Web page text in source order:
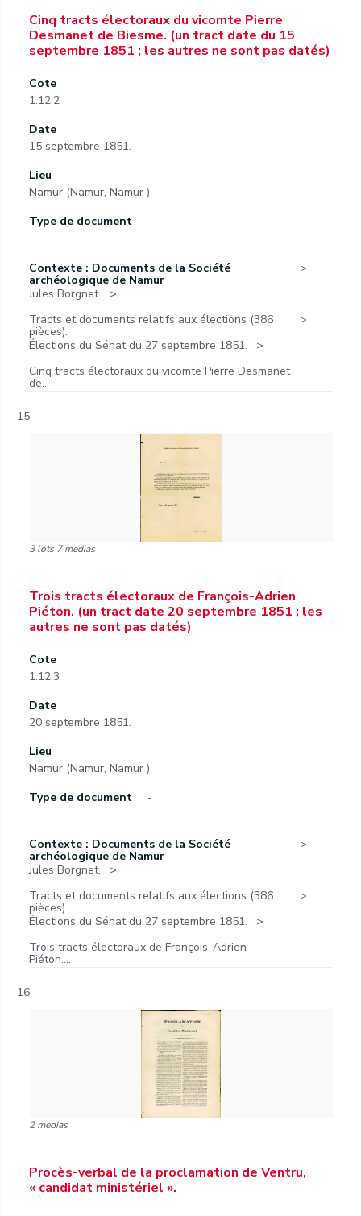
Cinq tracts électoraux du vicomte Pierre
Desmanet de Biesme. (un tract date du 15
septembre 1851 ; les autres ne sont pas datés)
Cote
1.12.2
Date
15 septembre 1851.
Lieu
Namur (Namur, Namur )
Type de document
-
Contexte : Documents de la Société
archéologique de Namur
Jules Borgnet.
Tracts et documents relatifs aux élections (386
pièces).
Élections du Sénat du 27 septembre 1851.
Cinq tracts électoraux du vicomte Pierre Desmanet
de...
15
3 lots 7 medias
Trois tracts électoraux de François-Adrien
Piéton. (un tract date 20 septembre 1851 ; les
autres ne sont pas datés)
Cote
1.12.3
Date
20 septembre 1851.
Lieu
Namur (Namur, Namur )
Type de document
-
Contexte : Documents de la Société
archéologique de Namur
Jules Borgnet.
Tracts et documents relatifs aux élections (386
pièces).
Élections du Sénat du 27 septembre 1851.
Trois tracts électoraux de François-Adrien
Piéton....
16
2 medias
Procès-verbal de la proclamation de Ventru,
« candidat ministériel ».